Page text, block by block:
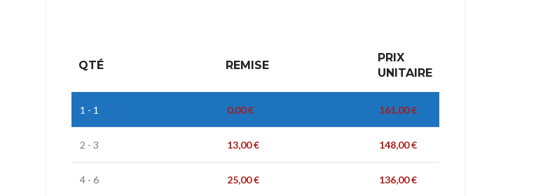
QTÉ REMISE
PRIX
UNITAIRE
1 - 1 0,00€ 161,00€
2 - 3 13,00€ 148,00€
4 - 6 25,00€ 136,00€